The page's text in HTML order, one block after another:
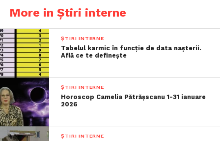
More in Știri interne
ȘTIRI INTERNE
Tabelul karmic în funcție de data nașterii.
Află ce te definește
ȘTIRI INTERNE
Horoscop Camelia Pătrășscanu 1-31 ianuare
2026
ȘTIRI INTERNE